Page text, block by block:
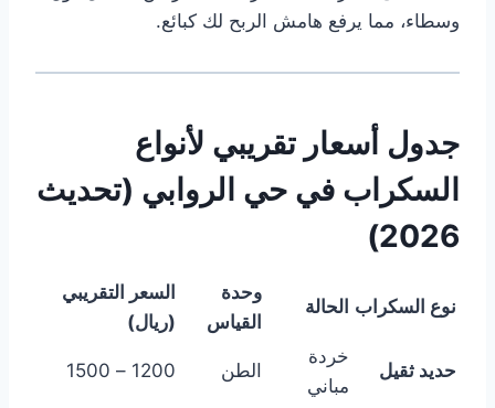
وسطاء، مما يرفع هامش الربح لك كبائع.
جدول أسعار تقريبي لأنواع
السكراب في حي الروابي (تحديث
2026)
نوع السكراب الحالة
وحدة
القياس
السعر التقريبي
(ريال)
حديد ثقيل
خردة
مباني
الطن 1200 – 1500